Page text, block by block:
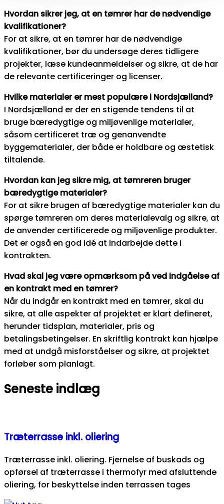
Hvordan sikrer jeg, at en tømrer har de nødvendige
kvalifikationer?
For at sikre, at en tømrer har de nødvendige
kvalifikationer, bør du undersøge deres tidligere
projekter, læse kundeanmeldelser og sikre, at de har
de relevante certificeringer og licenser.
Hvilke materialer er mest populære i Nordsjælland?
I Nordsjælland er der en stigende tendens til at
bruge bæredygtige og miljøvenlige materialer,
såsom certificeret træ og genanvendte
byggematerialer, der både er holdbare og æstetisk
tiltalende.
Hvordan kan jeg sikre mig, at tømreren bruger
bæredygtige materialer?
For at sikre brugen af bæredygtige materialer kan du
spørge tømreren om deres materialevalg og sikre, at
de anvender certificerede og miljøvenlige produkter.
Det er også en god idé at indarbejde dette i
kontrakten.
Hvad skal jeg være opmærksom på ved indgåelse af
en kontrakt med en tømrer?
Når du indgår en kontrakt med en tømrer, skal du
sikre, at alle aspekter af projektet er klart defineret,
herunder tidsplan, materialer, pris og
betalingsbetingelser. En skriftlig kontrakt kan hjælpe
med at undgå misforståelser og sikre, at projektet
forløber som planlagt.
Seneste indlæg
Træterrasse inkl. oliering
Træterrasse inkl. oliering. Fjernelse af buskads og
opførsel af træterrasse i thermofyr med afsluttende
oliering, for beskyttelse inden terrassen tages